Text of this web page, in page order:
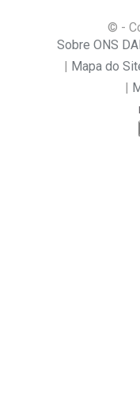
© -
Sobre ONS
Mapa do